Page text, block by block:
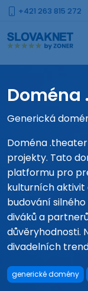
+421 263 815 272
Doména
Generická
Doména
projekty. Tato
platformu pro
kulturních aktivit
budování
diváků a
důvěryhodnosti.
divadelních
generické domény